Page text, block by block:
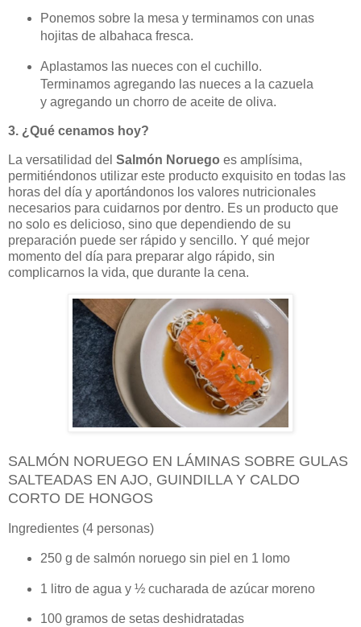
Ponemos sobre la mesa y terminamos con unas
hojitas de albahaca fresca.
Aplastamos las nueces con el cuchillo.
Terminamos agregando las nueces a la cazuela
y agregando un chorro de aceite de oliva.
3. ¿Qué cenamos hoy?
La versatilidad del Salmón Noruego es amplísima,
permitiéndonos utilizar este producto exquisito en todas las
horas del día y aportándonos los valores nutricionales
necesarios para cuidarnos por dentro. Es un producto que
no solo es delicioso, sino que dependiendo de su
preparación puede ser rápido y sencillo. Y qué mejor
momento del día para preparar algo rápido, sin
complicarnos la vida, que durante la cena.
SALMÓN NORUEGO EN LÁMINAS SOBRE GULAS
SALTEADAS EN AJO, GUINDILLA Y CALDO
CORTO DE HONGOS
Ingredientes (4 personas)
250 g de salmón noruego sin piel en 1 lomo
1 litro de agua y ½ cucharada de azúcar moreno
100 gramos de setas deshidratadas